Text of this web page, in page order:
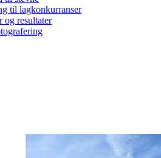
til lagkonkurranser
og resultater